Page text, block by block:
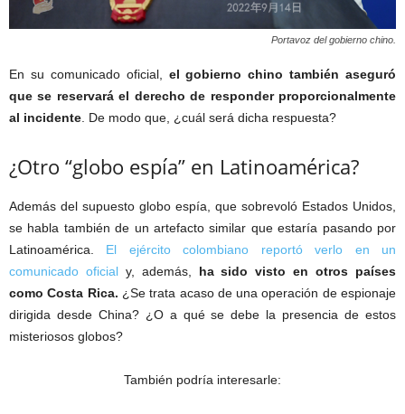
Portavoz del gobierno chino.
En su comunicado oficial, el gobierno chino también aseguró
que se reservará el derecho de responder proporcionalmente
al incidente . De modo que, ¿cuál será dicha respuesta?
¿Otro “globo espía” en Latinoamérica?
Además del supuesto globo espía, que sobrevoló Estados Unidos,
se habla también de un artefacto similar que estaría pasando por
Latinoamérica. El ejército colombiano reportó verlo en un
comunicado oficialy, además, ha sido visto en otros países
como Costa Rica. ¿Se trata acaso de una operación de espionaje
dirigida desde China? ¿O a qué se debe la presencia de estos
misteriosos globos?
También podría interesarle: